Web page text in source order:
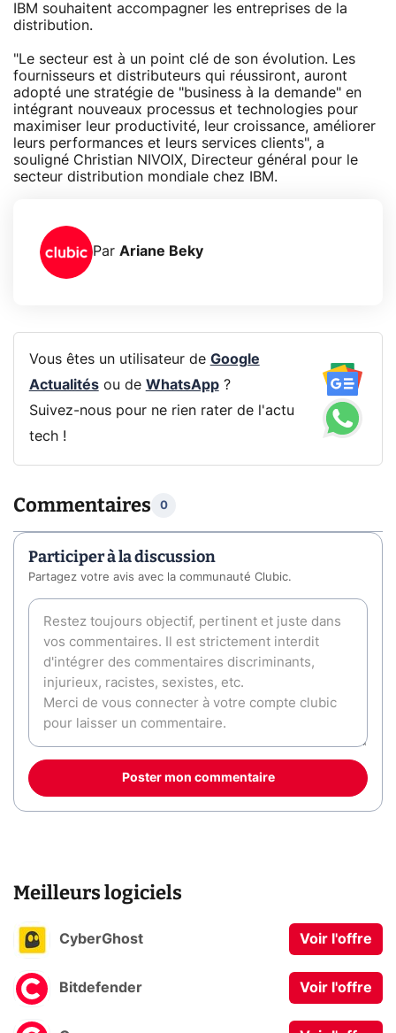
IBM souhaitent accompagner les entreprises de la
distribution.
"Le secteur est à un point clé de son évolution. Les
fournisseurs et distributeurs qui réussiront, auront
adopté une stratégie de "business à la demande" en
intégrant nouveaux processus et technologies pour
maximiser leur productivité, leur croissance, améliorer
leurs performances et leurs services clients", a
souligné Christian NIVOIX, Directeur général pour le
secteur distribution mondiale chez IBM.
Par Ariane Beky
Vous êtes un utilisateur de Google
Actualitésou de WhatsApp?
Suivez-nous pour ne rien rater de l'actu
tech !
Commentaires 0
Participer à la discussion
Partagez votre avis avec la communauté Clubic.
Poster mon commentaire
Meilleurs logiciels
CyberGhost Voir l'offre
Bitdefender Voir l'offre